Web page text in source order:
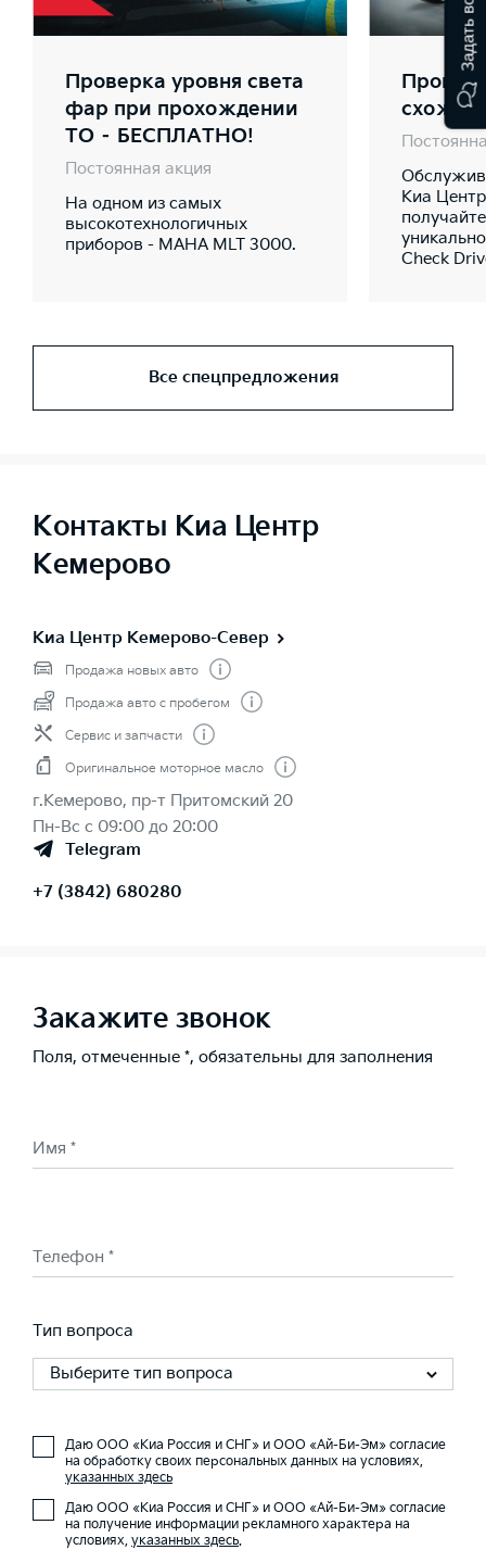
Проверка уровня света
фар при прохождении
ТО – БЕСПЛАТНО!
Постоянная акция
На одном из самых
высокотехнологичных
приборов - MAHA MLT 3000.
Киа
Check
Все спецпредложения
Контакты Киа Центр
Кемерово
Киа Центр Кемерово-Север
Продажа новых авто
Продажа авто с пробегом
Сервис и запчасти
Оригинальное моторное масло
г.Кемерово, пр-т Притомский 20
Пн-Вс с 09:00 до 20:00
Telegram
+7 (3842) 680280
Закажите звонок
Поля, отмеченные *, обязательны для заполнения
Имя *
Телефон *
Тип вопроса
Выберите тип вопроса
Даю ООО «Киа Россия и СНГ» и ООО «Ай-Би-Эм» согласие
на обработку своих персональных данных на условиях,
указанных здесь
Даю ООО «Киа Россия и СНГ» и ООО «Ай-Би-Эм» согласие
на получение информации рекламного характера на
условиях, указанных здесь.